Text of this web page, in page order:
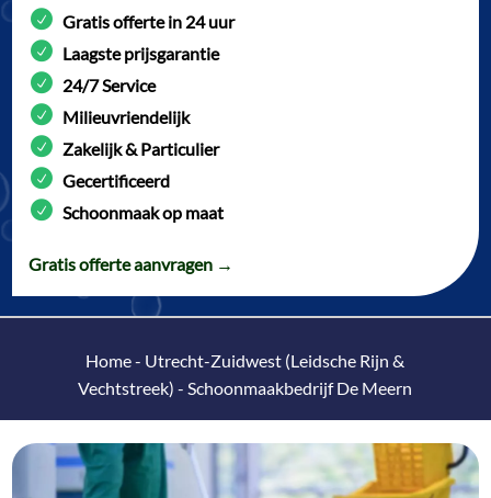
Gratis offerte in 24 uur
Laagste prijsgarantie
24/7 Service
Milieuvriendelijk
Zakelijk & Particulier
Gecertificeerd
Schoonmaak op maat
Gratis offerte aanvragen →
Home- Utrecht-Zuidwest (Leidsche Rijn &
Vechtstreek) - Schoonmaakbedrijf De Meern